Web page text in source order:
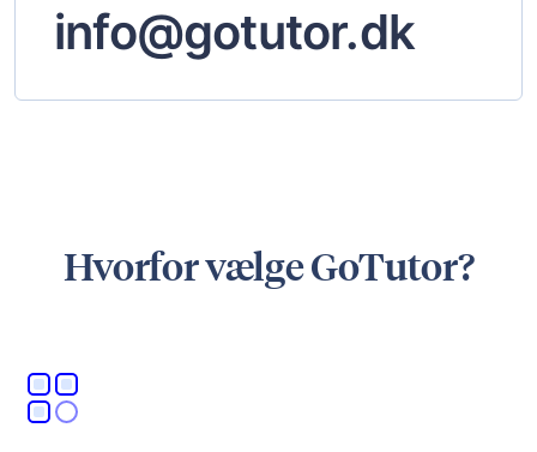
info@gotutor.dk
Hvorfor vælge GoTutor?